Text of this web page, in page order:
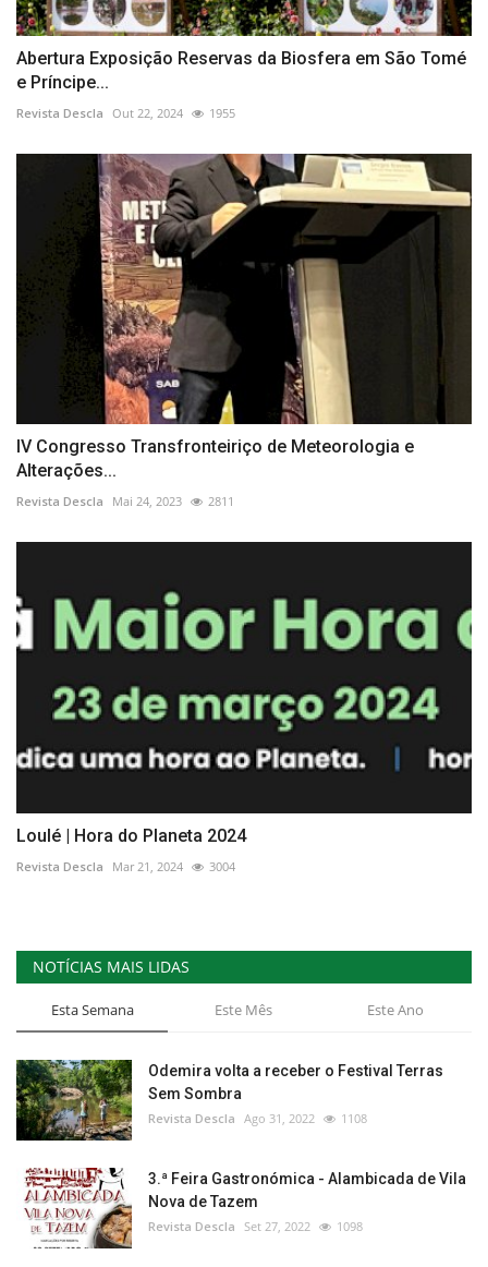
Abertura Exposição Reservas da Biosfera em São Tomé
e Príncipe...
Revista Descla Out 22, 2024 1955
IV Congresso Transfronteiriço de Meteorologia e
Alterações...
Revista Descla Mai 24, 2023 2811
Loulé | Hora do Planeta 2024
Revista Descla Mar 21, 2024 3004
NOTÍCIAS MAIS LIDAS
Esta Semana Este Mês Este Ano
Odemira volta a receber o Festival Terras
Sem Sombra
Revista Descla Ago 31, 2022 1108
3.ª Feira Gastronómica - Alambicada de Vila
Nova de Tazem
Revista Descla Set 27, 2022 1098